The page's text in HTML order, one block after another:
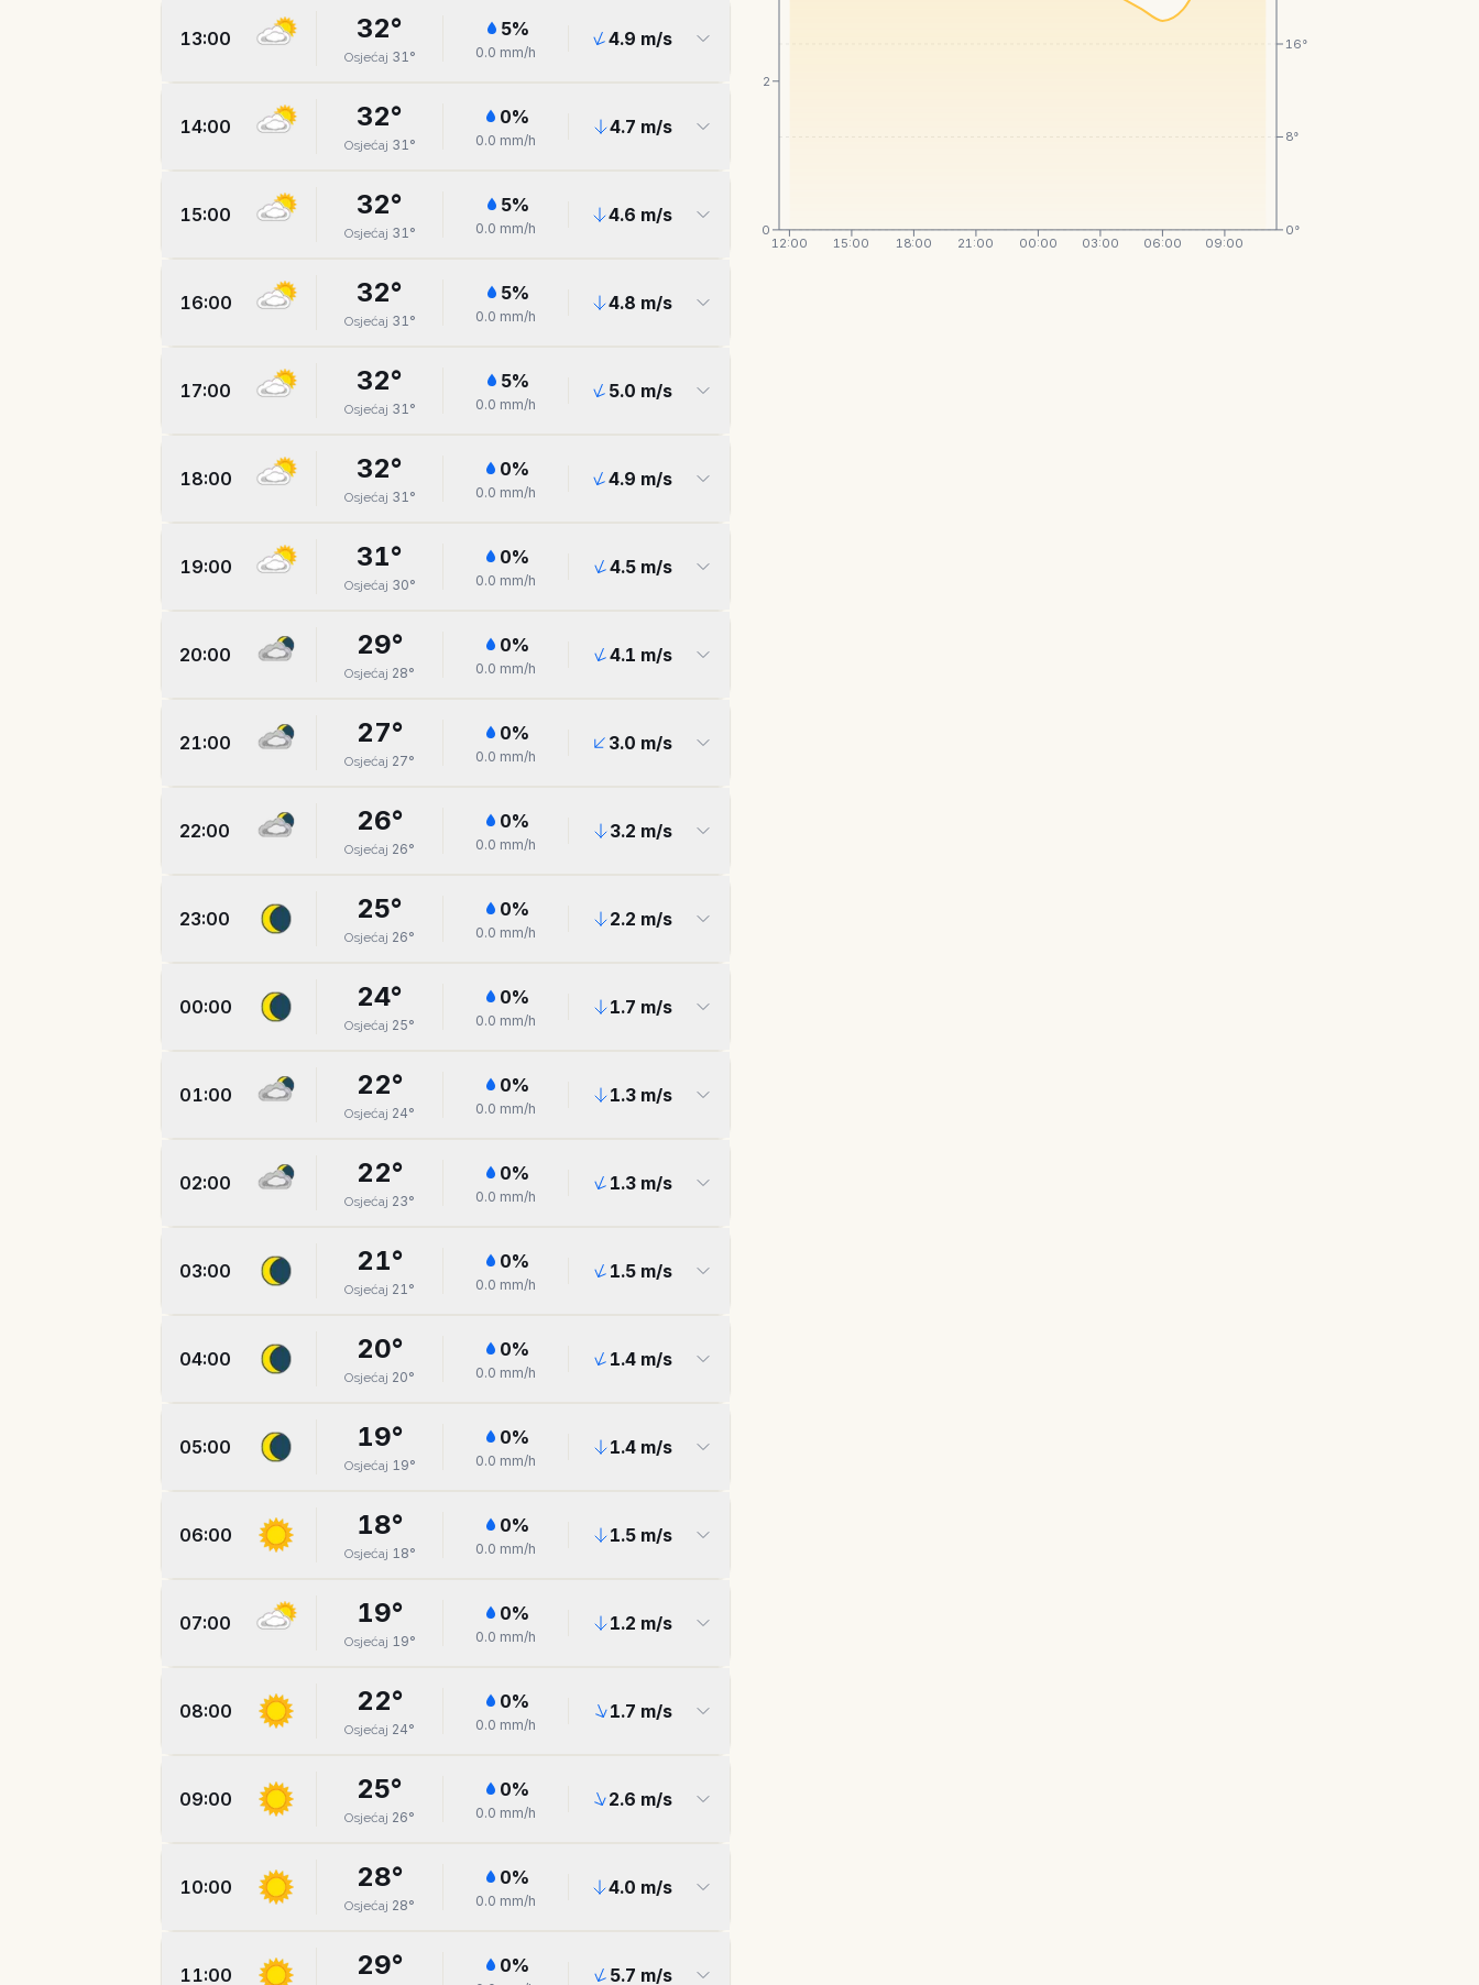
13:00 32°
Osjećaj 31°
5%
0.0 mm/h
4.9 m/s
14:00 32°
Osjećaj 31°
0%
0.0 mm/h
4.7 m/s
15:00 32°
Osjećaj 31°
5%
0.0 mm/h
4.6 m/s
16:00 32°
Osjećaj 31°
5%
0.0 mm/h
4.8 m/s
17:00 32°
Osjećaj 31°
5%
0.0 mm/h
5.0 m/s
18:00 32°
Osjećaj 31°
0%
0.0 mm/h
4.9 m/s
19:00 31°
Osjećaj 30°
0%
0.0 mm/h
4.5m/s
20:00 29°
Osjećaj 28°
0%
0.0 mm/h
4.1 m/s
21:00 27°
Osjećaj 27°
0%
0.0 mm/h
3.0 m/s
22:00 26°
Osjećaj 26°
0%
0.0 mm/h
3.2 m/s
23:00 25°
Osjećaj 26°
0%
0.0 mm/h
2.2 m/s
00:00 24°
Osjećaj 25°
0%
0.0 mm/h
1.7 m/s
01:00 22°
Osjećaj 24°
0%
0.0 mm/h
1.3m/s
02:00 22°
Osjećaj 23°
0%
0.0 mm/h
1.3m/s
03:00 21°
Osjećaj 21°
0%
0.0 mm/h
1.5m/s
04:00 20°
Osjećaj 20°
0%
0.0 mm/h
1.4m/s
05:00 19°
Osjećaj 19°
0%
0.0 mm/h
1.4m/s
06:00 18°
Osjećaj 18°
0%
0.0 mm/h
1.5m/s
07:00 19°
Osjećaj 19°
0%
0.0 mm/h
1.2 m/s
08:00 22°
Osjećaj 24°
0%
0.0 mm/h
1.7 m/s
09:00 25°
Osjećaj 26°
0%
0.0 mm/h
2.6 m/s
10:00 28°
Osjećaj 28°
0%
0.0 mm/h
4.0 m/s
11:00 29° 0% 5.7 m/s
12:00 15:00 18:00 21:00 00:00 03:00 06:00 09:00
0°
8°
16°
0
2